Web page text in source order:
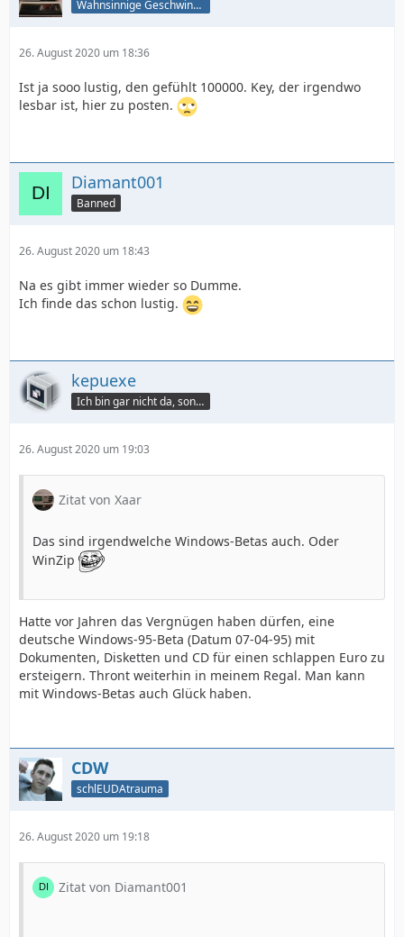
Wahnsinnige Geschwindigkeit - und los!
26. August 2020 um 18:36
Ist ja sooo lustig, den gefühlt 100000. Key, der irgendwo
lesbar ist, hier zu posten.
Diamant001
Banned
26. August 2020 um 18:43
Na es gibt immer wieder so Dumme.
Ich finde das schon lustig.
kepuexe
Ich bin gar nicht da, sondern hier.
26. August 2020 um 19:03
Zitat von Xaar
Das sind irgendwelche Windows-Betas auch. Oder
WinZip
Hatte vor Jahren das Vergnügen haben dürfen, eine
deutsche Windows-95-Beta (Datum 07-04-95) mit
Dokumenten, Disketten und CD für einen schlappen Euro zu
ersteigern. Thront weiterhin in meinem Regal. Man kann
mit Windows-Betas auch Glück haben.
CDW
schlEUDAtrauma
26. August 2020 um 19:18
Zitat von Diamant001